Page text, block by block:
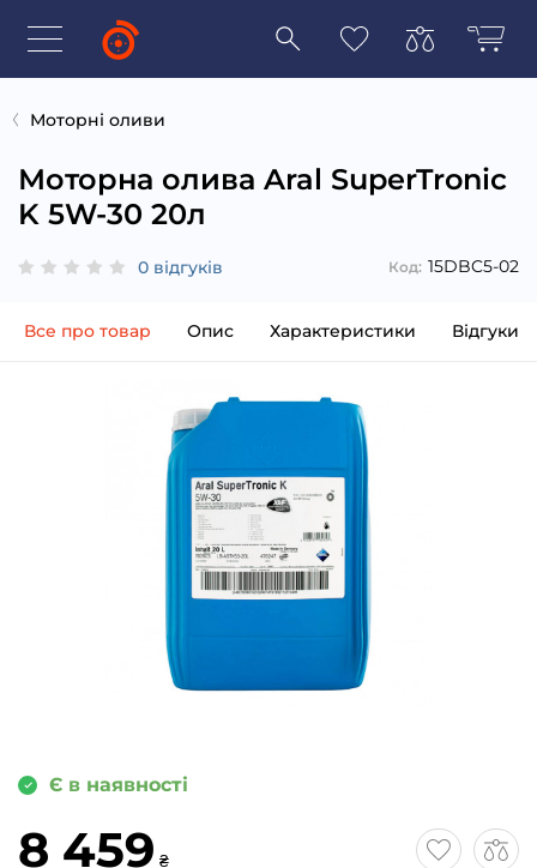
Моторні оливи
Моторна олива Aral SuperTronic
K 5W-30 20л
0 відгуків Код: 15DBC5-02
Все про товар Опис Характеристики Відгуки
Є в наявності
8 459 ₴